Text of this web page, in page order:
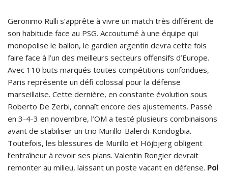
Geronimo Rulli s’apprête à vivre un match très différent de
son habitude face au PSG. Accoutumé à une équipe qui
monopolise le ballon, le gardien argentin devra cette fois
faire face à l’un des meilleurs secteurs offensifs d’Europe.
Avec 110 buts marqués toutes compétitions confondues,
Paris représente un défi colossal pour la défense
marseillaise. Cette dernière, en constante évolution sous
Roberto De Zerbi, connaît encore des ajustements. Passé
en 3-4-3 en novembre, l’OM a testé plusieurs combinaisons
avant de stabiliser un trio Murillo-Balerdi-Kondogbia.
Toutefois, les blessures de Murillo et Höjbjerg obligent
l’entraîneur à revoir ses plans. Valentin Rongier devrait
remonter au milieu, laissant un poste vacant en défense. Pol